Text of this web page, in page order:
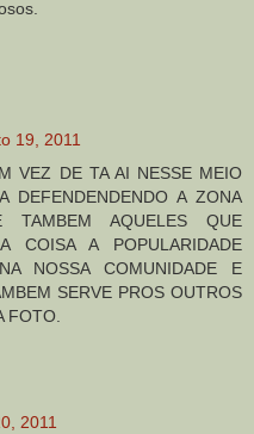
19, 2011
VEZ DE TA AI NESSE MEIO
DEFENDENDENDO A ZONA
TAMBEM AQUELES QUE
COISA A POPULARIDADE
NOSSA COMUNIDADE E
SERVE PROS OUTROS
FOTO.
2011